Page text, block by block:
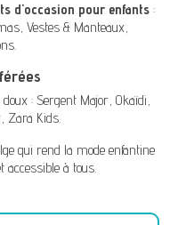
d'occasion pour enfants:
, Vestes & Manteaux,
.
: Sergent Major, Okaïdi,
, Zara Kids.
qui rend la mode enfantine
accessible à tous.